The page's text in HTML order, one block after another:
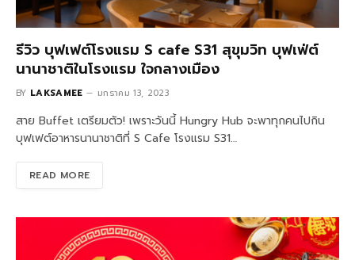
รีวิว บุฟเฟต์โรงแรม S cafe S31 สุขุมวิท บุฟเฟ่ต์
นานาชาติในโรงแรม ใจกลางเมือง
BY LAKSAMEE มกราคม 13, 2023
สาย Buffet เตรียมตัว! เพราะวันนี้ Hungry Hub จะพาทุกคนไปกิน
บุฟเฟต์อาหารนานาชาติที่ S Cafe โรงแรม S31…
READ MORE